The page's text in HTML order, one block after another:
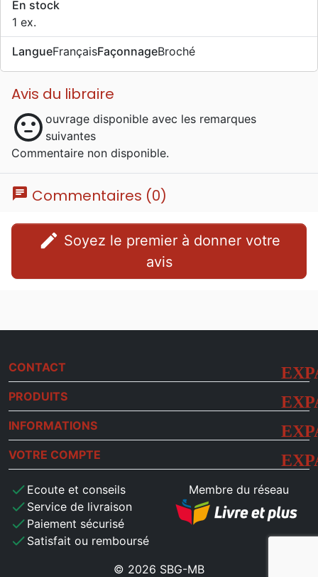
En stock
1 ex.
LangueFrançaisFaçonnageBroché
Avis du libraire
sentiment_neutral ouvrage disponible avec les remarques
suivantes
Commentaire non disponible.
chat Commentaires (0)
edit
avis
CONTACT
PRODUITS
INFORMATIONS
VOTRE COMPTE
check Ecoute et conseils
check Service de livraison
check Paiement sécurisé
check Satisfait ou remboursé
Membre du réseau
© 2026 SBG-MB